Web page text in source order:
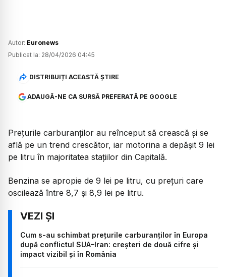
Autor: Euronews
Publicat la: 28/04/2026 04:45
DISTRIBUIȚI ACEASTĂ ȘTIRE
ADAUGĂ-NE CA SURSĂ PREFERATĂ PE GOOGLE
Prețurile carburanților au reînceput să crească și se
află pe un trend crescător, iar motorina a depășit 9 lei
pe litru în majoritatea stațiilor din Capitală.
Benzina se apropie de 9 lei pe litru, cu prețuri care
oscilează între 8,7 și 8,9 lei pe litru.
Cum s-au schimbat prețurile carburanților în Europa
după conflictul SUA–Iran: creșteri de două cifre și
impact vizibil și în România